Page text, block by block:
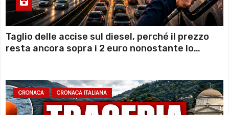
Taglio delle accise sul diesel, perché il prezzo
resta ancora sopra i 2 euro nonostante lo
CRONACA CRONACA ITALIANA